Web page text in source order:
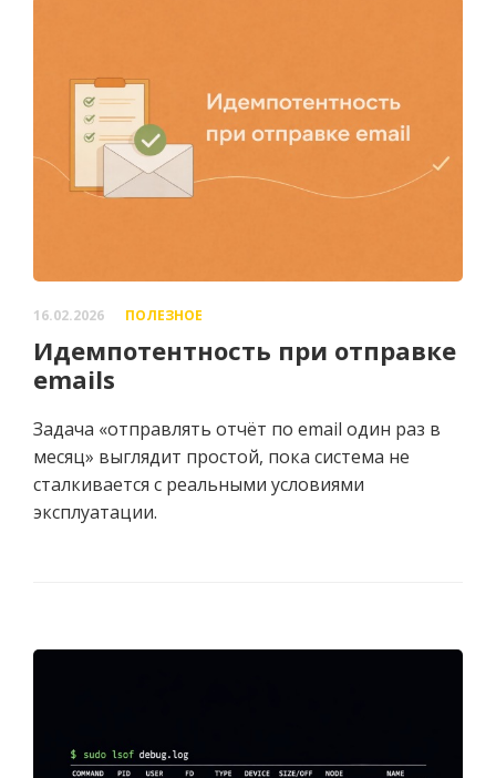
16.02.2026 ПОЛЕЗНОЕ
Идемпотентность при отправке
emails
Задача «отправлять отчёт по email один раз в
месяц» выглядит простой, пока система не
сталкивается с реальными условиями
эксплуатации.